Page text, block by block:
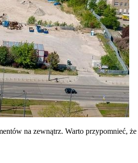
na zewnątrz. Warto przypomnieć,